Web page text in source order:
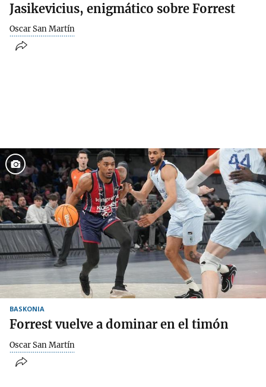
Jasikevicius, enigmático sobre Forrest
Oscar San Martín
BASKONIA
Forrest vuelve a dominar en el timón
Oscar San Martín